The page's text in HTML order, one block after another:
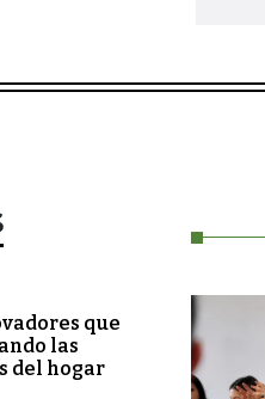
que
las
del hogar